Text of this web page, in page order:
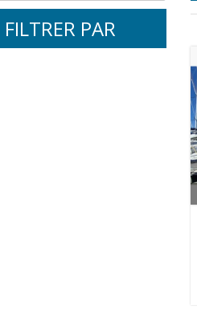
FILTRER PAR